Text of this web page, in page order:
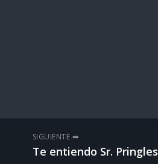
SIGUIENTE ➡️
Te entiendo Sr. Pringles